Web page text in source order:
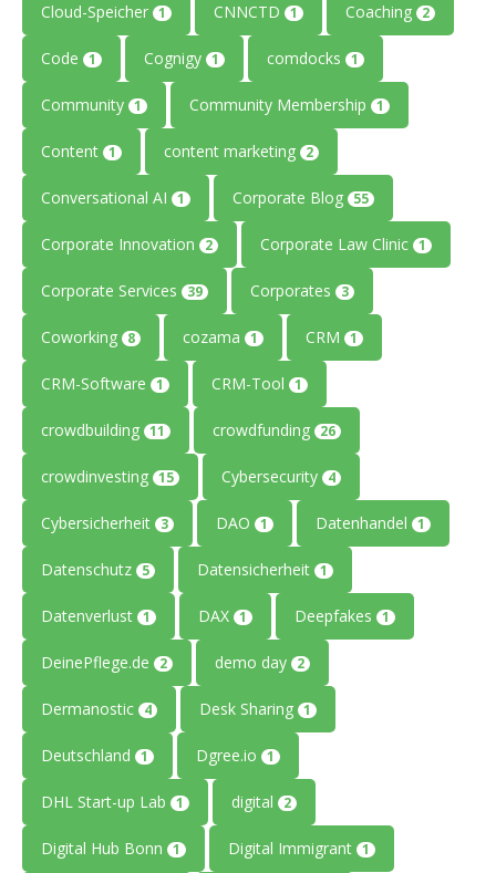
Cloud-Speicher 1 CNNCTD 1 Coaching 2
Code 1 Cognigy 1 comdocks 1
Community 1 Community Membership 1
Content 1 content marketing 2
Conversational AI 1 Corporate Blog 55
Corporate Innovation 2 Corporate Law Clinic 1
Corporate Services 39 Corporates 3
Coworking 8 cozama 1 CRM 1
CRM-Software 1 CRM-Tool 1
crowdbuilding 11 crowdfunding 26
crowdinvesting 15 Cybersecurity 4
Cybersicherheit 3 DAO 1 Datenhandel 1
Datenschutz 5 Datensicherheit 1
Datenverlust 1 DAX 1 Deepfakes 1
DeinePflege.de 2 demo day 2
Dermanostic 4 Desk Sharing 1
Deutschland 1 Dgree.io 1
DHL Start-up Lab 1 digital 2
Digital Hub Bonn 1 Digital Immigrant 1